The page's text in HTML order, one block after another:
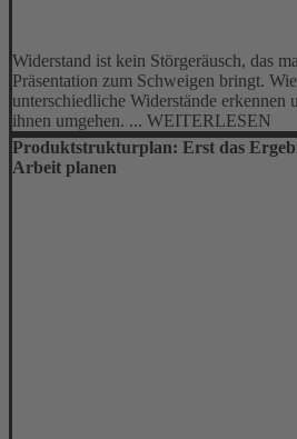
Widerstand ist kein Störgeräusch, das
Präsentation zum Schweigen bringt.
unterschiedliche Widerstände erkennen
ihnen umgehen. ... WEITERLESEN
Produktstrukturplan: Erst das
Arbeit planen